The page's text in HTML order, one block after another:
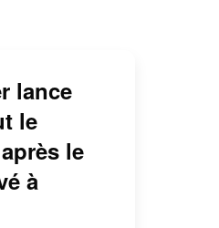
lance
le
le
à